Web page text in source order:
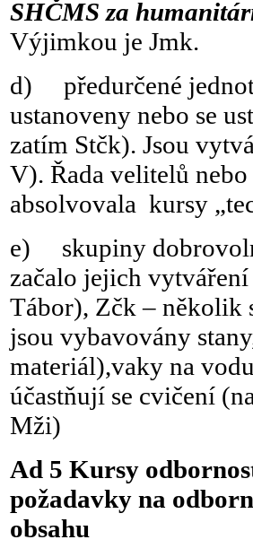
SHČMS za
Výjimkou je Jmk.
d) předurčené
ustanoveny nebo se
zatím Stčk). Jsou
V). Řada velitelů
absolvovala kursy
e) skupiny
začalo jejich
Tábor), Zčk – několik
jsou vybavovány
materiál),vaky na
účastňují se cvičení
Mži)
Ad 5 Kursy
požadavky na
obsahu